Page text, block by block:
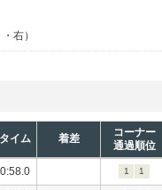
右）
タイム 着差
コーナー
通過順位
0:58.0 1 1